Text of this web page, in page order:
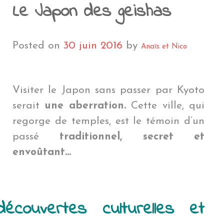
COÛTE UN TOUR DU MONDE ?
LE BLOG
DU VOYAGEUR
DU SUD
THAÏLANDE
HONG KONG
NÉPAL
BOLIVIE
ARGENTINE
BRÉSIL
THAÏLANDE
HONG KONG
BOLIVIE
ARGENTINE
BRÉSIL
Le Japon des geishas
Posted on 30 juin 2016 by Anaïs et Nico
Visiter le Japon sans passer par Kyoto
serait une aberration.Cette ville, qui
regorge de temples, est le témoin d’un
passé traditionnel, secret et
envoûtant…
culturelles et